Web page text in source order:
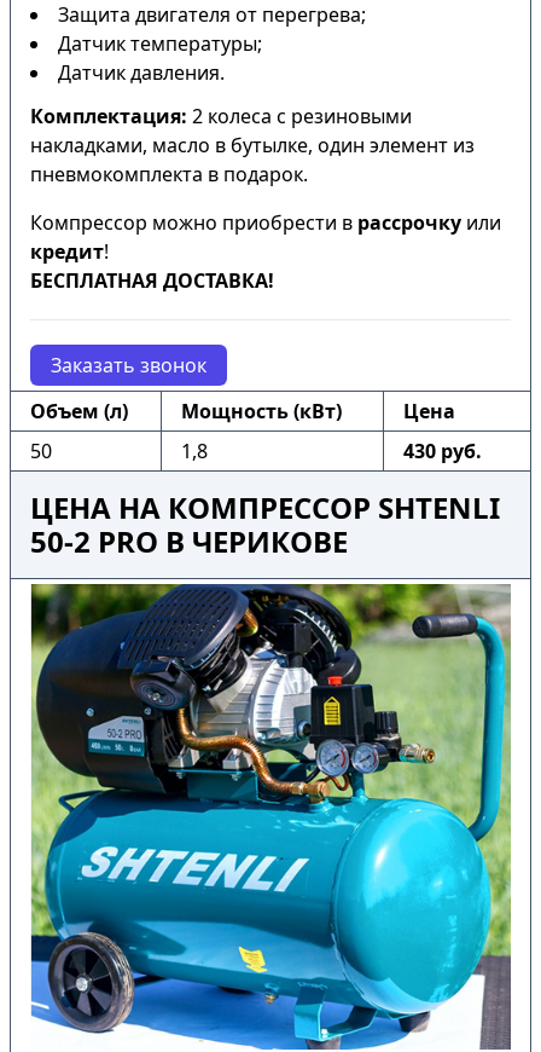
Защита двигателя от перегрева;
Датчик температуры;
Датчик давления.
Комплектация: 2 колеса с резиновыми
накладками, масло в бутылке, один элемент из
пневмокомплекта в подарок.
Компрессор можно приобрести в рассрочку или
кредит!
БЕСПЛАТНАЯ ДОСТАВКА!
Заказать звонок
Объем (л)
Мощность (кВт)
Цена
50
1,8 430 руб.
ЦЕНА НА КОМПРЕССОР SHTENLI
50-2 PRO В ЧЕРИКОВЕ